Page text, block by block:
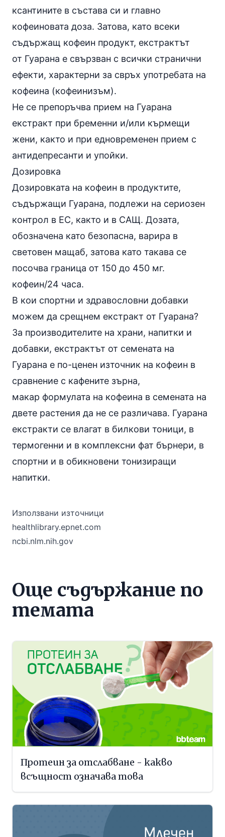
ксантините в състава си и главно
кофеиновата доза. Затова, като всеки
съдържащ кофеин продукт, екстрактът
от Гуарана е свързван с всички странични
ефекти, характерни за свръх употребата на
кофеина (кофеинизъм).
Не се препоръчва прием на Гуарана
екстракт при бременни и/или кърмещи
жени, както и при едновременен прием с
антидепресанти и упойки.
Дозировка
Дозировката на кофеин в продуктите,
съдържащи Гуарана, подлежи на сериозен
контрол в ЕС, както и в САЩ. Дозата,
обозначена като безопасна, варира в
световен мащаб, затова като такава се
посочва граница от 150 до 450 мг.
кофеин/24 часа.
В кои спортни и здравословни добавки
можем да срещнем екстракт от Гуарана?
За производителите на храни, напитки и
добавки, екстрактът от семената на
Гуарана е по-ценен източник на кофеин в
сравнение с кафените зърна,
макар формулата на кофеина в семената на
двете растения да не се различава. Гуарана
екстракти се влагат в билкови тоници, в
термогенни и в комплексни фат бърнери, в
спортни и в обикновени тонизиращи
напитки.
Използвани източници
healthlibrary.epnet.com
ncbi.nlm.nih.gov
Още съдържание по
темата
Протеин за отслабване - какво
всъщност означава това